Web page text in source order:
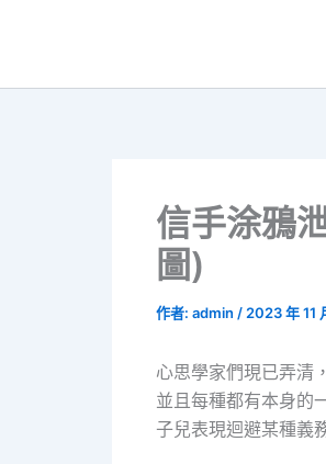
信手涂鴉
圖)
作者: admin / 2023 年 11
心思學家們現已弄清
並且每種都有本身的
子兒表現迴避某種義